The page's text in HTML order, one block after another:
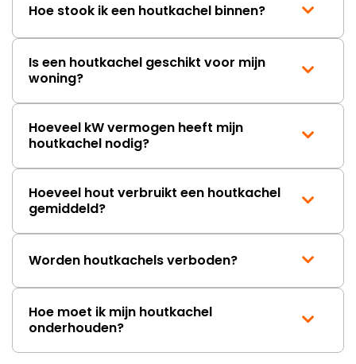
Hoe stook ik een houtkachel binnen?
Is een houtkachel geschikt voor mijn
woning?
Hoeveel kW vermogen heeft mijn
houtkachel nodig?
Hoeveel hout verbruikt een houtkachel
gemiddeld?
Worden houtkachels verboden?
Hoe moet ik mijn houtkachel
onderhouden?